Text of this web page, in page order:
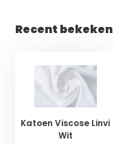
Recent bekeken
Katoen Viscose Linvi
Wit